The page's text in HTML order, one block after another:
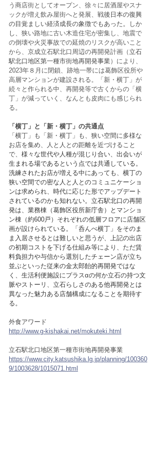
う商店街としてオープン、徐々に居酒屋やスナ
ックが増え飲み屋街へと発展、 戦後日本の復興
の目覚ましい経済成長の象徴でもあった。しか
し、 狭い路地に古い木造住宅が密集し、地震で
の倒壊や火災事故での延焼のリスクが高いこと
から、京成立石駅北口周辺の再開発計画（ 立石
駅北口地区第一種市街地再開発事業 ）により、
2023年８月に閉鎖、跡地一帯には葛飾区役所や
高層マンションが建設される。「新・横丁」が
続々と作られる中、再開発等で古くからの「横
丁」が減っていく、なんとも皮肉にも感じられ
る。
「横丁」と「新・横丁」の共通点
「横丁」も「新・横丁」も、狭い空間に多様な
お店を集め、人と人との距離を近づけること
で、 様々な世代や人種が混じり合い、出会いが
生まれる場であるという点では共通している。
洗練されたお店が増える中にあっても、横丁の
狭い空間での密な人と人とのコミュニケーショ
ンは求められ、時代に応じた形でアップデート
されているのかも知れない。立石駅北口の再開
発は、業務棟（葛飾区役所新庁舎）とマンショ
ン棟（約600戸）それぞれの低層フロアに店舗区
画が設けられている。「呑んべ横丁」をそのま
ま入居させるとは難しいと思うが、上記の出店
の初期コストを下げる仕組み等により、ただ賃
料負担力や与信から選別したチェーン店が立ち
並ぶといった従来の金太郎飴的再開発ではな
く、生活利便施設にプラスαの何か立石の持つ文
脈やストーリ、立石らしさのある他再開発とは
異なった魅力ある店舗構成になることを期待す
る。
外食アワード
http://www.g-kishakai.net/mokuteki.html
立石駅北口地区第一種市街地再開発事業
https://www.city.katsushika.lg.jp/planning/100360
9/1003628/1015071.html